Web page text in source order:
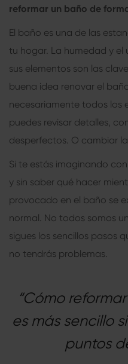
reformar un baño de
El baño es una de las
tu hogar. La humedad y
sus elementos son las
buena idea renovar el
necesariamente todos los
puedes revisar detalles,
desperfectos. O cambiar
Si te estás imaginando
y sin saber qué hacer
provocado en el baño se
normal. No todos somos
sigues los sencillos pasos
no tendrás problemas.
“Cómo
es más sencillo
puntos